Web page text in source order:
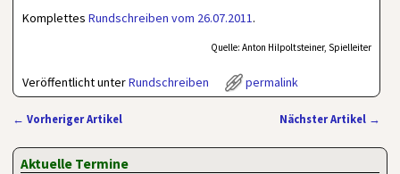
KomplettesRundschreiben vom 26.07.2011.
Quelle: Anton Hilpoltsteiner, Spielleiter
Veröffentlicht unterRundschreiben permalink
← Vorheriger Artikel Nächster Artikel →
Aktuelle Termine